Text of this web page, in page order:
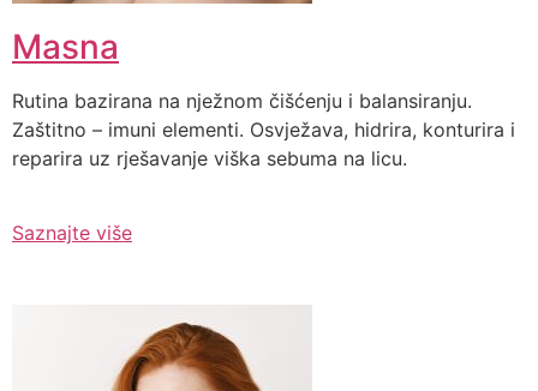
Masna
Rutina bazirana na nježnom čišćenju i balansiranju.
Zaštitno – imuni elementi. Osvježava, hidrira, konturira i
reparira uz rješavanje viška sebuma na licu.
Saznajte više